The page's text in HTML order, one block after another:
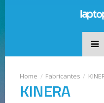
Fabricantes
KINERA